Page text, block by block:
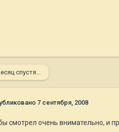
спустя...
7 сентября, 2008
смотрел очень внимательно, и